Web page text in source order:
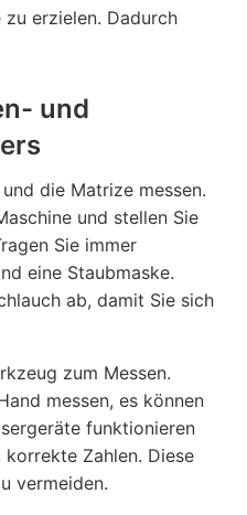
erzielen. Dadurch
und
die Matrize messen.
und stellen Sie
Sie immer
eine Staubmaske.
ab, damit Sie sich
zum Messen.
messen, es können
funktionieren
Zahlen. Diese
vermeiden.